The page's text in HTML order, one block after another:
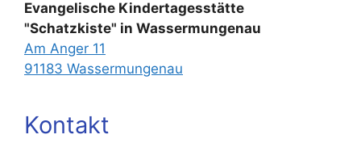
Evangelische Kindertagesstätte
"Schatzkiste" in Wassermungenau
Am Anger 11
91183 Wassermungenau
Kontakt